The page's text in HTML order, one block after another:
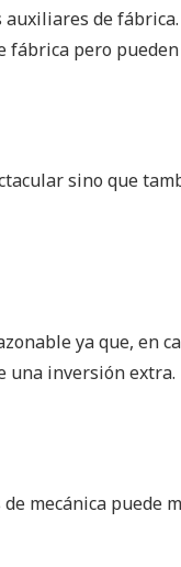
de
fábrica pero
sino que
ya que, en
una inversión extra.
mecánica puede